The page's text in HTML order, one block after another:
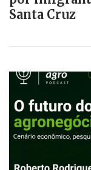
Santa Cruz